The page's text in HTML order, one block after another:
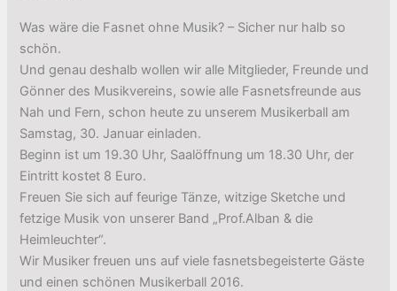
Was wäre die Fasnet ohne Musik? – Sicher nur halb so
schön.
Und genau deshalb wollen wir alle Mitglieder, Freunde und
Gönner des Musikvereins, sowie alle Fasnetsfreunde aus
Nah und Fern, schon heute zu unserem Musikerball am
Samstag, 30. Januar einladen.
Beginn ist um 19.30 Uhr, Saalöffnung um 18.30 Uhr, der
Eintritt kostet 8 Euro.
Freuen Sie sich auf feurige Tänze, witzige Sketche und
fetzige Musik von unserer Band „Prof.Alban & die
Heimleuchter“.
Wir Musiker freuen uns auf viele fasnetsbegeisterte Gäste
und einen schönen Musikerball 2016.